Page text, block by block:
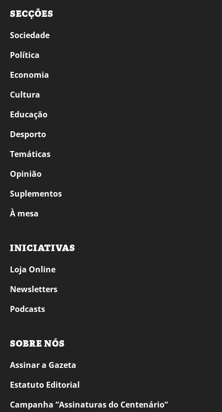
SECÇÕES
Sociedade
Política
Economia
Cultura
Educação
Desporto
Temáticas
Opinião
Suplementos
À mesa
INICIATIVAS
Loja Online
Newsletters
Podcasts
SOBRE NÓS
Assinar a Gazeta
Estatuto Editorial
Campanha “Assinaturas do Centenário”